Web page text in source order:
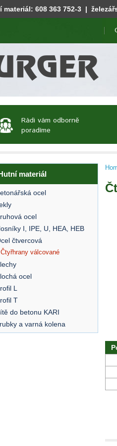
materiál: 608 363 752-3 |
Rádi vám odborně
poradíme
materiál
ocel
ocel
I, IPE, U, HEA, HEB
čtvercová
Čtyřhrany válcované
ocel
L
T
do betonu KARI
a varná kolena